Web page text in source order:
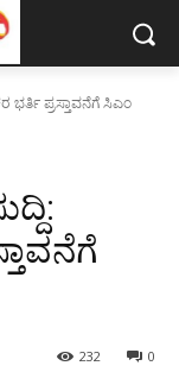
ಭರ್ತಿ ಪ್ರಸ್ತಾವನೆಗೆ ಸಿಎಂ
0
232